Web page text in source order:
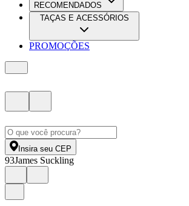
RECOMENDADOS
TAÇAS E ACESSÓRIOS
PROMOÇÕES
Insira seu CEP
93James Suckling